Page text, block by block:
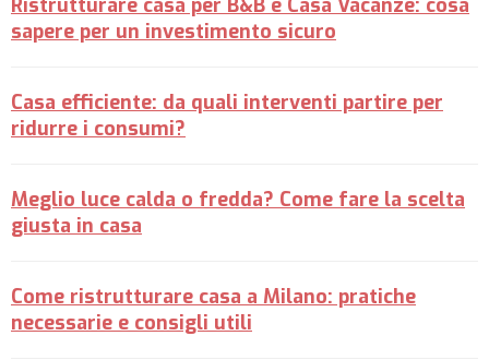
Ristrutturare casa per B&B e Casa Vacanze: cosa
sapere per un investimento sicuro
Casa efficiente: da quali interventi partire per
ridurre i consumi?
Meglio luce calda o fredda? Come fare la scelta
giusta in casa
Come ristrutturare casa a Milano: pratiche
necessarie e consigli utili